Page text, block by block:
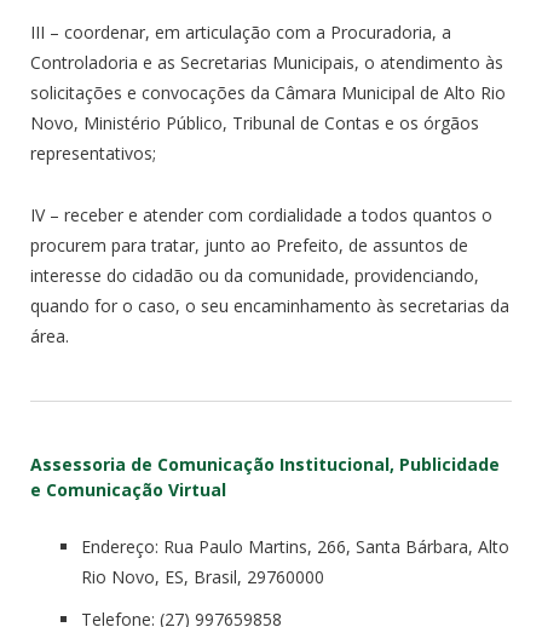
III – coordenar, em articulação com a Procuradoria, a
Controladoria e as Secretarias Municipais, o atendimento às
solicitações e convocações da Câmara Municipal de Alto Rio
Novo, Ministério Público, Tribunal de Contas e os órgãos
representativos;
IV – receber e atender com cordialidade a todos quantos o
procurem para tratar, junto ao Prefeito, de assuntos de
interesse do cidadão ou da comunidade, providenciando,
quando for o caso, o seu encaminhamento às secretarias da
área.
Assessoria de Comunicação Institucional, Publicidade
e Comunicação Virtual
Endereço: Rua Paulo Martins, 266, Santa Bárbara, Alto
Rio Novo, ES, Brasil, 29760000
Telefone: (27) 997659858